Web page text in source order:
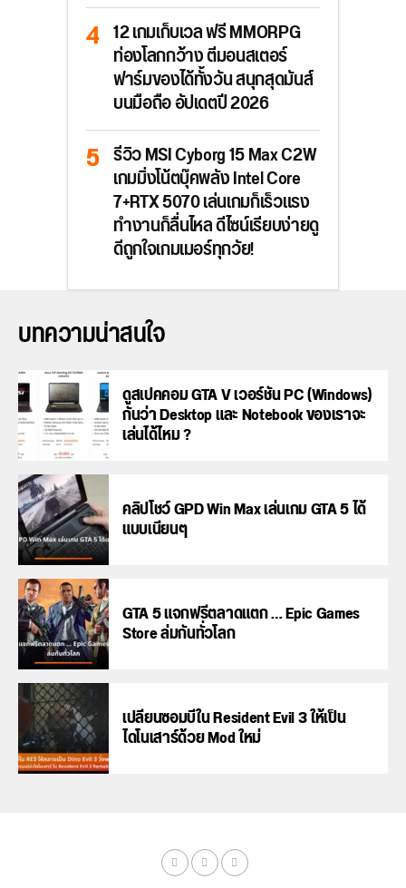
12 เกมเก็บเวล ฟรี MMORPG
ท่องโลกกว้าง ตีมอนสเตอร์
ฟาร์มของได้ทั้งวัน สนุกสุดมันส์
บนมือถือ อัปเดตปี 2026
รีวิว MSI Cyborg 15 Max C2W
เกมมิ่งโน้ตบุ๊คพลัง Intel Core
7+RTX 5070 เล่นเกมก็เร็วแรง
ทำงานก็ลื่นไหล ดีไซน์เรียบง่ายดู
ดีถูกใจเกมเมอร์ทุกวัย!
บทความน่าสนใจ
ดูสเปคคอม GTA V เวอร์ชั่น PC (Windows)
กันว่า Desktop และ Notebook ของเราจะ
เล่นได้ไหม ?
คลิปโชว์ GPD Win Max เล่นเกม GTA 5 ได้
แบบเนียนๆ
GTA 5 แจกฟรีตลาดแตก … Epic Games
Store ล่มกันทั่วโลก
เปลี่ยนซอมบี้ใน Resident Evil 3 ให้เป็น
ไดโนเสาร์ด้วย Mod ใหม่